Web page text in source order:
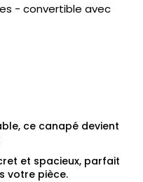
- convertible avec
ce canapé devient
et spacieux, parfait
votre pièce.